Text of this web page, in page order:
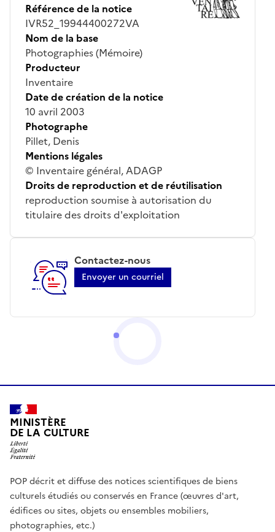
Référence de la notice
IVR52_19944400272VA
Nom de la base
Photographies (Mémoire)
Producteur
Inventaire
Date de création de la notice
10 avril 2003
Photographe
Pillet, Denis
Mentions légales
© Inventaire général, ADAGP
Droits de reproduction et de réutilisation
reproduction soumise à autorisation du
titulaire des droits d'exploitation
Contactez-nous
Envoyer un courriel
MINISTÈRE
DE LA CULTURE
POP décrit et diffuse des notices scientifiques de biens
culturels étudiés ou conservés en France (œuvres d'art,
édifices ou sites, objets ou ensembles mobiliers,
photographies, etc.)